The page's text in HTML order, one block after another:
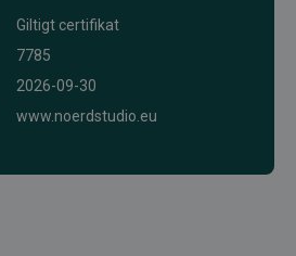
Giltigt certifikat
7785
2026-09-30
www.noerdstudio.eu